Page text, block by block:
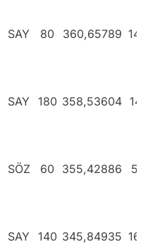
SAY 80 360,65789
SAY 180 358,53604
SÖZ 60 355,42886
SAY 140 345,84935